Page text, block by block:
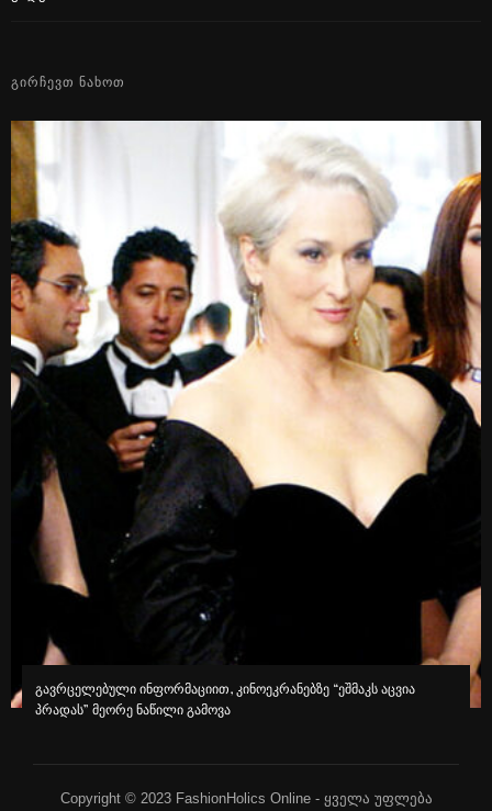
ᲒᲘᲠᲩᲔᲕᲗ ᲜᲐᲮᲝᲗ
გავრცელებული ინფორმაციით, კინოეკრანებზე “ეშმაკს აცვია
პრადას” მეორე ნაწილი გამოვა
Copyright © 2023 FashionHolics Online - ყველა უფლება